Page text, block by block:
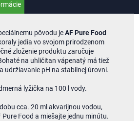
pôvodu jeAF Pure Food
jedia vo svojom prirodzenom
zloženie produktu zaručuje
na uhličitan vápenatý má tiež
udržiavanie pH na stabilnej úrovni.
lyžička na 100 l vody.
cca. 20 ml akvarijnou vodou,
Pure Food a miešajte jednu minútu.